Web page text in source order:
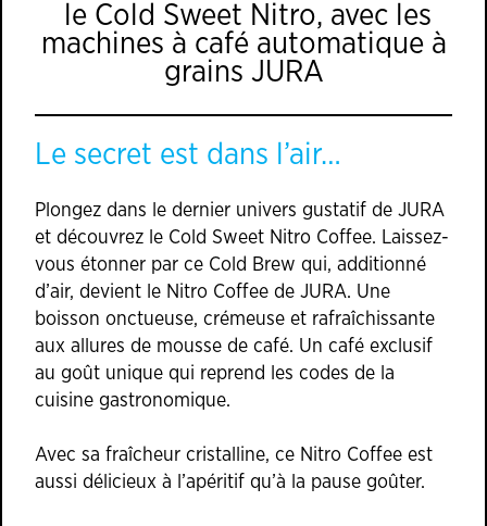
le Cold Sweet Nitro, avec les
machines à café automatique à
grains JURA
Le secret est dans l’air…
Plongez dans le dernier univers gustatif de JURA
et découvrez le Cold Sweet Nitro Coffee. Laissez-
vous étonner par ce Cold Brew qui, additionné
d’air, devient le Nitro Coffee de JURA. Une
boisson onctueuse, crémeuse et rafraîchissante
aux allures de mousse de café. Un café exclusif
au goût unique qui reprend les codes de la
cuisine gastronomique.
Avec sa fraîcheur cristalline, ce Nitro Coffee est
aussi délicieux à l’apéritif qu’à la pause goûter.